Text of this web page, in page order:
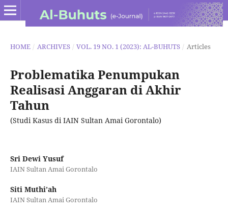
HOME / ARCHIVES / VOL. 19 NO. 1 (2023): AL-BUHUTS / Articles
Problematika Penumpukan
Realisasi Anggaran di Akhir
Tahun
(Studi Kasus di IAIN Sultan Amai Gorontalo)
Sri Dewi Yusuf
IAIN Sultan Amai Gorontalo
Siti Muthi’ah
IAIN Sultan Amai Gorontalo